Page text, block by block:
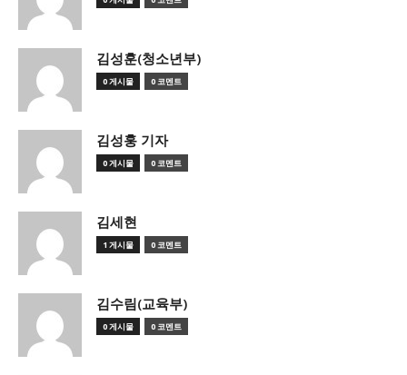
김성훈(청소년부)
0 게시물 0 코멘트
김성훙 기자
0 게시물 0 코멘트
김세현
1 게시물 0 코멘트
김수림(교육부)
0 게시물 0 코멘트